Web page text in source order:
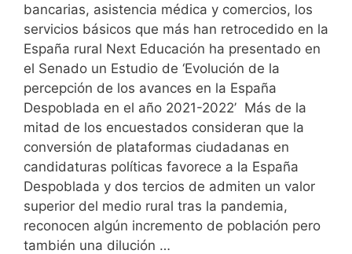
bancarias, asistencia médica y comercios, los
servicios básicos que más han retrocedido en la
España rural Next Educación ha presentado en
el Senado un Estudio de ‘Evolución de la
percepción de los avances en la España
Despoblada en el año 2021-2022’ Más de la
mitad de los encuestados consideran que la
conversión de plataformas ciudadanas en
candidaturas políticas favorece a la España
Despoblada y dos tercios de admiten un valor
superior del medio rural tras la pandemia,
reconocen algún incremento de población pero
también una dilución …